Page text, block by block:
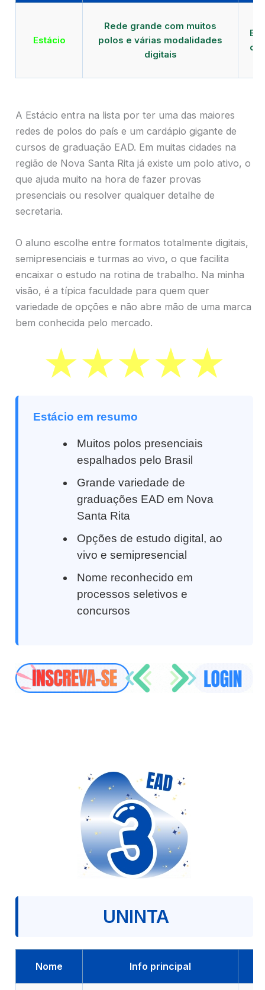
Estácio
Rede grande com muitos
polos e várias modalidades
digitais
de
A Estácio entra na lista por ter uma das maiores
redes de polos do país e um cardápio gigante de
cursos de graduação EAD. Em muitas cidades na
região de Nova Santa Rita já existe um polo ativo, o
que ajuda muito na hora de fazer provas
presenciais ou resolver qualquer detalhe de
secretaria.
O aluno escolhe entre formatos totalmente digitais,
semipresenciais e turmas ao vivo, o que facilita
encaixar o estudo na rotina de trabalho. Na minha
visão, é a típica faculdade para quem quer
variedade de opções e não abre mão de uma marca
bem conhecida pelo mercado.
Estácio em resumo
Muitos polos presenciais
espalhados pelo Brasil
Grande variedade de
graduações EAD em Nova
Santa Rita
Opções de estudo digital, ao
vivo e semipresencial
Nome reconhecido em
processos seletivos e
concursos
UNINTA
Nome Info principal